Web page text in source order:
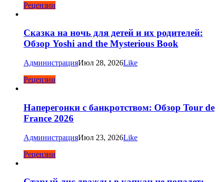
Рецензии
Сказка на ночь для детей и их родителей:
Обзор Yoshi and the Mysterious Book
АдминистрацияИюл 28, 2026Like
Рецензии
Наперегонки с банкротством: Обзор Tour de
France 2026
АдминистрацияИюл 23, 2026Like
Рецензии